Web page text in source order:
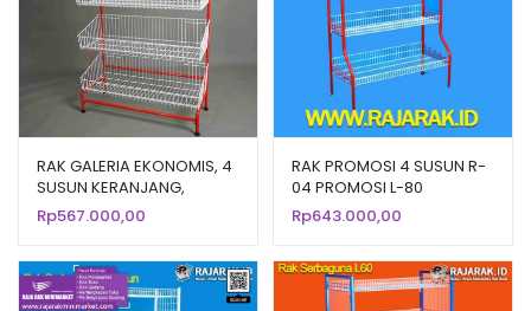
RAK GALERIA EKONOMIS, 4
SUSUN KERANJANG,
UKURAN 80x34x127 cm |
RAK DISPLAY TOKO
KELONTONG
Rp567.000,00
RAK PROMOSI 4 SUSUN R-
04 PROMOSI L-80
Rp643.000,00